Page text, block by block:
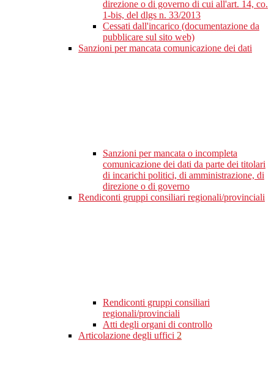
direzione o di governo di cui all'art. 14, co.
1-bis, del dlgs n. 33/2013
Cessati dall'incarico (documentazione da
pubblicare sul sito web)
Sanzioni per mancata comunicazione dei dati
Sanzioni per mancata o incompleta
comunicazione dei dati da parte dei titolari
di incarichi politici, di amministrazione, di
direzione o di governo
Rendiconti gruppi consiliari regionali/provinciali
Rendiconti gruppi consiliari
regionali/provinciali
Atti degli organi di controllo
Articolazione degli uffici 2